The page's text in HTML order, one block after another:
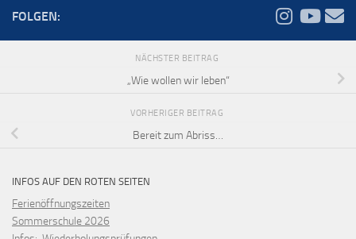
FOLGEN:
NÄCHSTER BEITRAG
„Wie wollen wir leben“
VORHERIGER BEITRAG
Bereit zum Abriss…
INFOS AUF DEN ROTEN SEITEN
Ferienöffnungszeiten
Sommerschule 2026